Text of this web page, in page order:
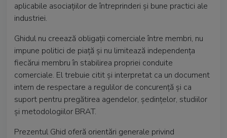
aplicabile asociațiilor de întreprinderi și bune practici ale
industriei.
Ghidul nu creează obligații comerciale între membri, nu
impune politici de piață și nu limitează independența
fiecărui membru în stabilirea propriei conduite
comerciale. El trebuie citit și interpretat ca un document
intern de respectare a regulilor de concurență și ca
suport pentru pregătirea agendelor, ședințelor, studiilor
și metodologiilor BRAT.
Prezentul Ghid oferă orientări generale privind